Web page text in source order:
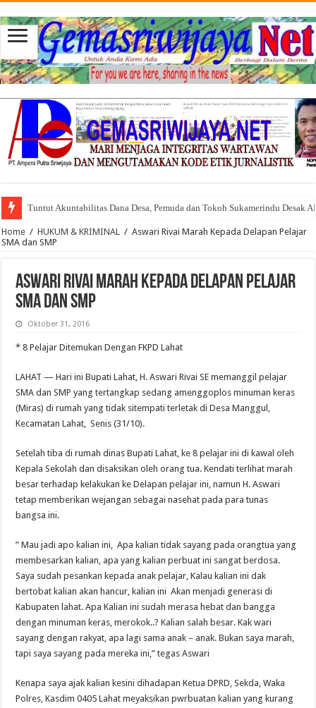
Tuntut Akuntabilitas Dana Desa, Pemuda dan Tokoh Sukamerindu Desak
Home / HUKUM & KRIMINAL / Aswari Rivai Marah Kepada Delapan Pelajar
SMA dan SMP
Aswari Rivai Marah Kepada Delapan Pelajar
SMA dan SMP
Oktober 31, 2016
* 8 Pel ajar Ditemukan Dengan FKPD Lahat
LAHAT — Hari ini Bupati Lahat, H. Aswari Rivai SE memanggil pelajar
SMA dan SMP yang tertangkap sedang amenggoplos minuman keras
(Miras) di rumah yang tidak sitempati terletak di Desa Manggul,
Kecamatan Lahat, Senis (31/10).
Setelah tiba di rumah dinas Bupati Lahat, ke 8 pelajar ini di kawal oleh
Kepala Sekolah dan disaksikan oleh orang tua. Kendati terlihat marah
besar terhadap kelakukan ke Delapan pelajar ini, namun H. Aswari
tetap memberikan wejangan sebagai nasehat pada para tunas
bangsa ini.
” Mau jadi apo kalian ini, Apa kalian tidak sayang pada orangtua yang
membesarkan kalian, apa yang kalian perbuat ini sangat berdosa.
Saya sudah pesankan kepada anak pelajar, Kalau kalian ini dak
bertobat kalian akan hancur, kalian ini Akan menjadi generasi di
Kabupaten lahat. Apa Kalian ini sudah merasa hebat dan bangga
dengan minuman keras, merokok..? Kalian salah besar. Kak wari
sayang dengan rakyat, apa lagi sama anak – anak. Bukan saya marah,
tapi saya sayang pada mereka ini,” tegas Aswari
Kenapa saya ajak kalian kesini dihadapan Ketua DPRD, Sekda, Waka
Polres, Kasdim 0405 Lahat meyaksikan pwrbuatan kalian yang kurang